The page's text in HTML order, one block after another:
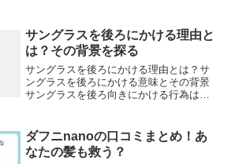
さ）にわたって徹底的に比較しました。
サングラスを後ろにかける理由と
は？その背景を探る
サングラスを後ろにかける理由とは？サ
ングラスを後ろにかける意味とその背景
サングラスを後ろ向きにかける行為は、
した意味合いを持つことがあります。特
に1990年代から200...
ダフニnanoの口コミまとめ！あ
なたの髪も救う？